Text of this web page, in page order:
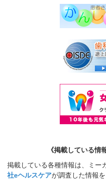
《掲載している情
掲載している各種情報は、ミー
社eヘルスケアが調査した情報